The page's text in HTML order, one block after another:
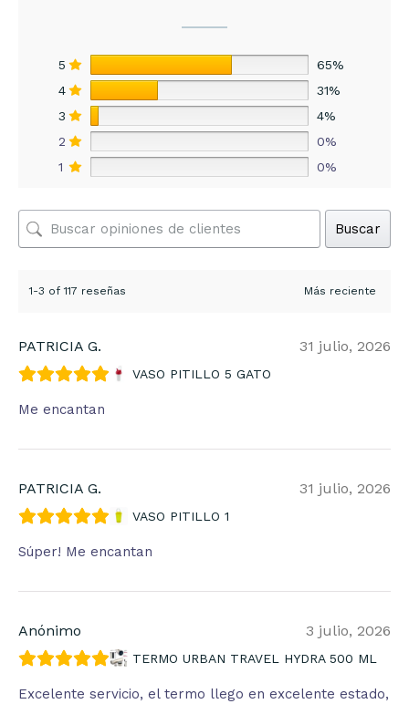
5
65%
4
31%
3
4%
2
0%
1
0%
Buscar
1-3 of 117 reseñas
PATRICIA G. 31 julio, 2026
VASO PITILLO 5 GATO
Me encantan
PATRICIA G. 31 julio, 2026
VASO PITILLO 1
Súper! Me encantan
Anónimo 3 julio, 2026
TERMO URBAN TRAVEL HYDRA 500 ML
Excelente servicio, el termo llego en excelente estado,